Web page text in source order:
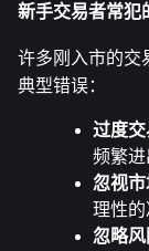
新手交易者常犯
许多刚入市的交
典型错误：
过度交
频繁进
忽视
理性的
忽略风